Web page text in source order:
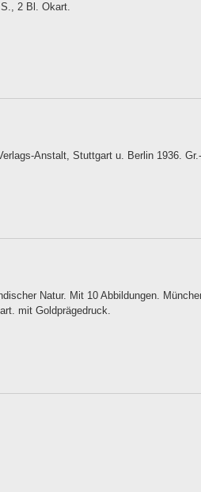
2 Bl. Okart.
Anstalt, Stuttgart u. Berlin 1936.
Natur. Mit 10 Abbildungen.
mit Goldprägedruck.